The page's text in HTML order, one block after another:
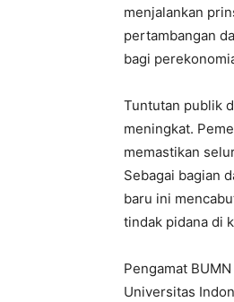
menjalankan
pertambangan
bagi
Tuntutan publik
meningkat.
memastikan
Sebagai bagian
baru ini
tindak pidana di
Pengamat
Universitas